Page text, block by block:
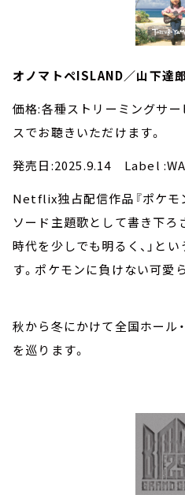
オノマトペISLAND／山下達郎
価格:各種ストリーミングサ
スでお聴きいただけます。
発売日:2025.9.14 Label
Netflix独占配信作品『ポケモ
ソード主題歌として書き下ろ
時代を少しでも明るく、」と
す。ポケモンに負けない可愛
秋から冬にかけて全国ホール
を巡ります。